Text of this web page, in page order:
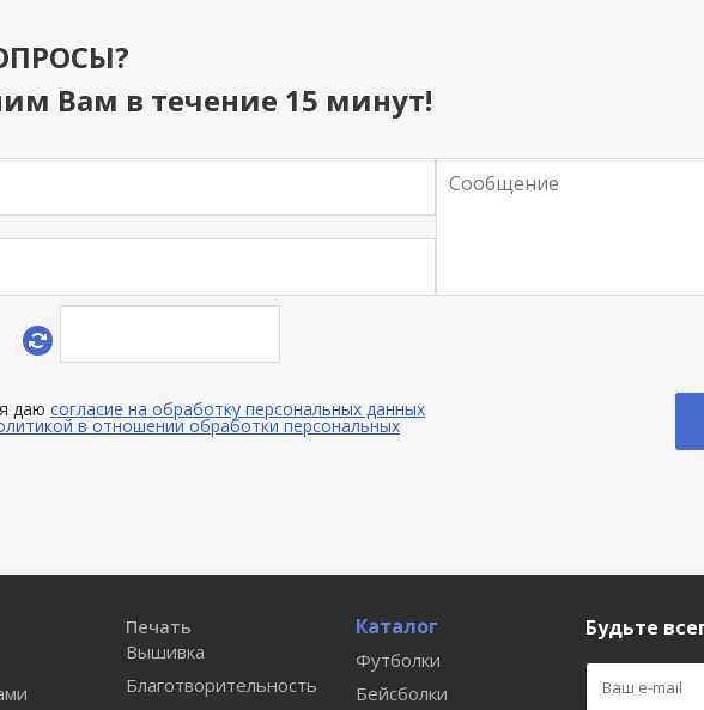
Вам в течение 15 минут!
даю согласие на обработку персональных данных
в отношении обработки персональных
Печать
Вышивка
Благотворительность
Каталог
Футболки
Бейсболки
Будьте